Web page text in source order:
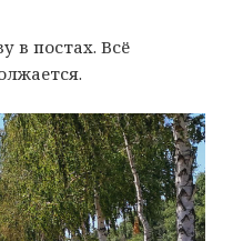
в постах. Всё